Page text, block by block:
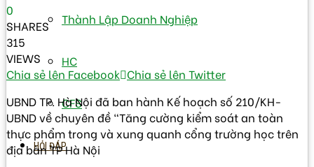
Thành Lập Doanh Nghiệp
HC
CFS
HỎI ĐÁP
0
SHARES
315
VIEWS
Chia sẻ lên Facebook Chia sẻ lên Twitter
UBND TP. Hà Nội đã ban hành Kế hoạch số 210/KH-
UBND về chuyên đề “Tăng cường kiểm soát an toàn
thực phẩm trong và xung quanh cổng trường học trên
địa bàn TP Hà Nội